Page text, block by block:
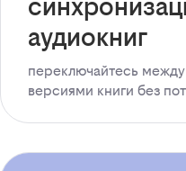
аудиокниг
переключайтесь
версиями книги без